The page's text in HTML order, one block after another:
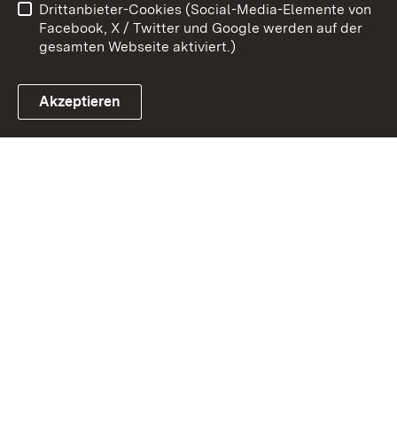
Link zum Landesportal
Impressum Cookies
Drittanbieter-Cookies (Social-Media-Elemente von
Facebook, X / Twitter und Google werden auf der
gesamten Webseite aktiviert.)
Akzeptieren